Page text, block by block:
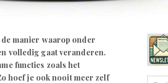
manier waarop onder
volledig gaat veranderen.
functies zoals het
hoef je ook nooit meer zelf